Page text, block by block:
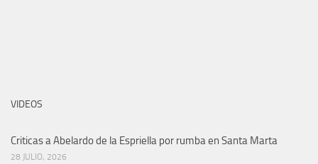
VIDEOS
Criticas a Abelardo de la Espriella por rumba en Santa Marta
28 JULIO, 2026